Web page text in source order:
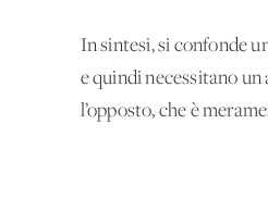
In sintesi, si confonde
e quindi necessitano un
l’opposto, che è